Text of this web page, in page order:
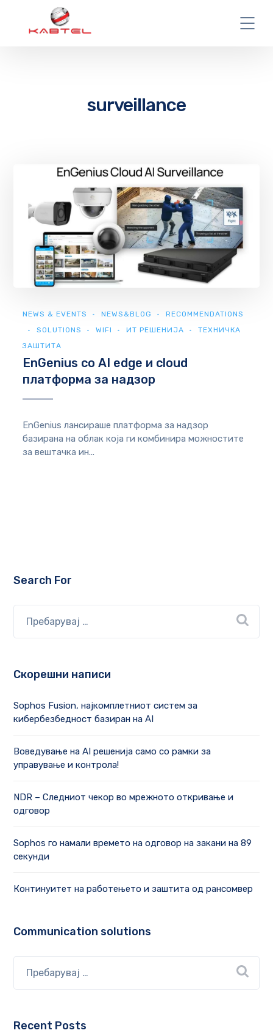
surveillance
NEWS & EVENTS NEWS&BLOG
RECOMMENDATIONS
SOLUTIONS
WIFI ИТ РЕШЕНИЈА
ТЕХНИЧКА
ЗАШТИТА
EnGenius со AI edge и cloud
платформа за надзор
EnGenius лансираше платформа за надзор
базирана на облак која ги комбинира можностите
за вештачка ин...
Search For
Скорешни написи
Sophos Fusion, најкомплетниот систем за
кибербезбедност базиран на AI
Воведување на AI решенија само со рамки за
управување и контрола!
NDR – Следниот чекор во мрежното откривање и
одговор
Sophos го намали времето на одговор на закани на 89
секунди
Континуитет на работењето и заштита од рансомвер
Communication solutions
Recent Posts